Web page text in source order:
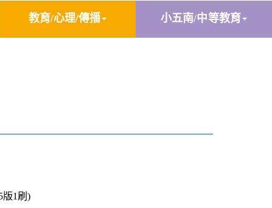
教育/心理/傳播 小五南/中等教育
版1刷)